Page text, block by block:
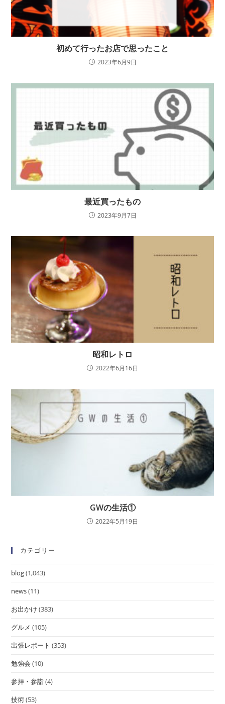
初めて行ったお店で思ったこと
2023年6月9日
最近買ったもの
2023年9月7日
昭和レトロ
2022年6月16日
GWの生活①
2022年5月19日
カテゴリー
blog(1,043)
news(11)
お出かけ (383)
グルメ (105)
出張レポート (353)
勉強会 (10)
参拝・参詣(4)
技術(53)